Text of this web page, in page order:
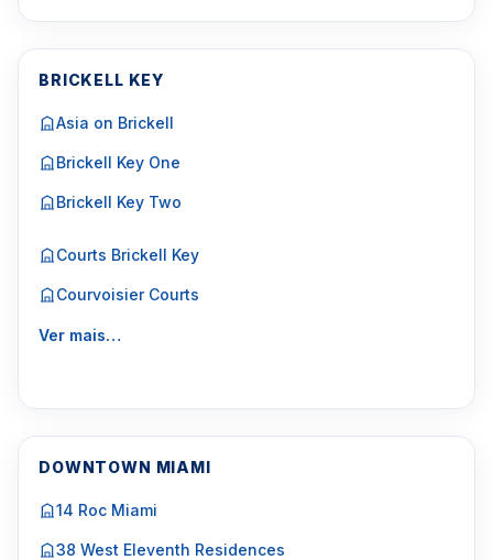
BRICKELL KEY
Asia on Brickell
Brickell Key One
Brickell Key Two
Courts Brickell Key
Courvoisier Courts
Ver mais…
DOWNTOWN MIAMI
14 Roc Miami
38 West Eleventh Residences